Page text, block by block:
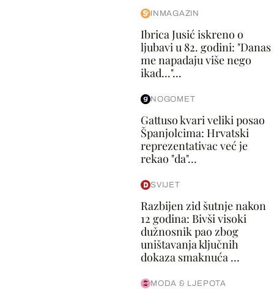
INMAGAZIN
Ibrica Jusić iskreno o
ljubavi u 82. godini: "Danas
me napadaju više nego
ikad..."...
NOGOMET
Gattuso kvari veliki posao
Španjolcima: Hrvatski
reprezentativac već je
rekao "da"...
SVIJET
Razbijen zid šutnje nakon
12 godina: Bivši visoki
dužnosnik pao zbog
uništavanja ključnih
dokaza smaknuća ...
MODA & LJEPOTA